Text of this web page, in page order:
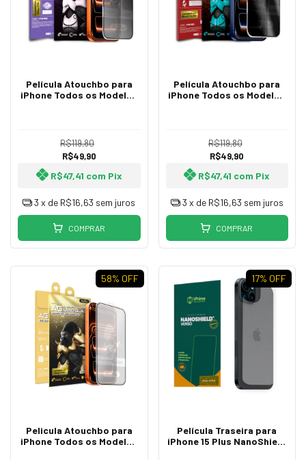
Película Atouchbo para
iPhone Todos os Modelos
R$119,80
R$49,90
R$47,41 com Pix
3 x de R$16,63 sem juros
COMPRAR
Película Atouchbo para
iPhone Todos os Modelos
R$119,80
R$49,90
R$47,41 com Pix
3 x de R$16,63 sem juros
COMPRAR
58% OFF
Pelicula Atouchbo para
iPhone Todos os Modelos
17% OFF
Película Traseira para
iPhone 15 Plus NanoShield